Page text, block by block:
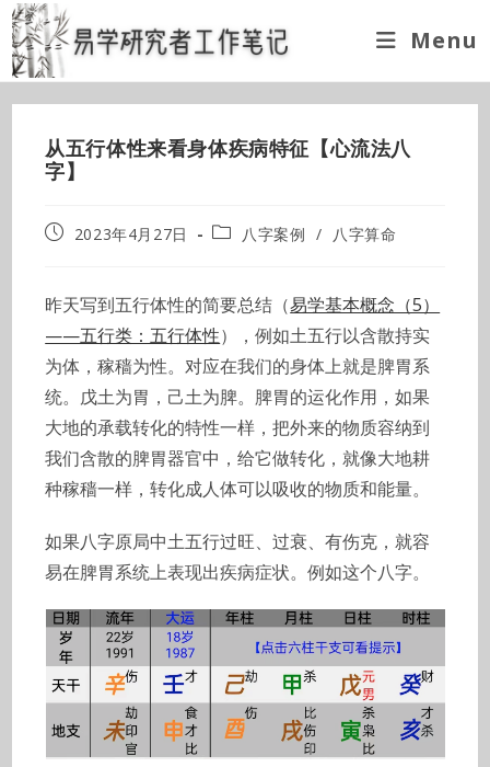
Skip
to
content
Menu
从五行体性来看身体疾病特征【心流法八
字】
Post2023年4月27日
Post八字案例 / 八字算命
昨天写到五行体性的简要总结（易学基本概念（5）
——五行类：五行体性），例如土五行以含散持实
为体，稼穑为性。对应在我们的身体上就是脾胃系
统。戊土为胃，己土为脾。脾胃的运化作用，如果
大地的承载转化的特性一样，把外来的物质容纳到
我们含散的脾胃器官中，给它做转化，就像大地耕
种稼穑一样，转化成人体可以吸收的物质和能量。
如果八字原局中土五行过旺、过衰、有伤克，就容
易在脾胃系统上表现出疾病症状。例如这个八字。